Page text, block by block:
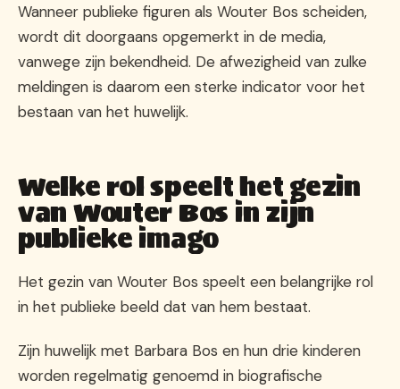
Wanneer publieke figuren als Wouter Bos scheiden,
wordt dit doorgaans opgemerkt in de media,
vanwege zijn bekendheid. De afwezigheid van zulke
meldingen is daarom een sterke indicator voor het
bestaan van het huwelijk.
Welke rol speelt het gezin
van Wouter Bos in zijn
publieke imago
Het gezin van Wouter Bos speelt een belangrijke rol
in het publieke beeld dat van hem bestaat.
Zijn huwelijk met Barbara Bos en hun drie kinderen
worden regelmatig genoemd in biografische